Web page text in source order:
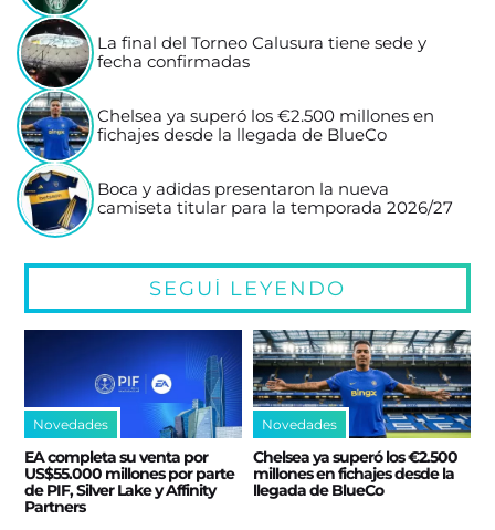
La final del Torneo Calusura tiene sede y
fecha confirmadas
Chelsea ya superó los €2.500 millones en
fichajes desde la llegada de BlueCo
Boca y adidas presentaron la nueva
camiseta titular para la temporada 2026/27
SEGUÍ LEYENDO
Novedades
EA completa su venta por
US$55.000 millones por parte
de PIF, Silver Lake y Affinity
Partners
Novedades
Chelsea ya superó los €2.500
millones en fichajes desde la
llegada de BlueCo